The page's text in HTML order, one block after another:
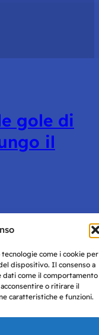
come i cookie per
dispositivo. Il consenso a
come il comportamento
o ritirare il
caratteristiche e funzioni.
gole di
il
9/2019.
sono forniti